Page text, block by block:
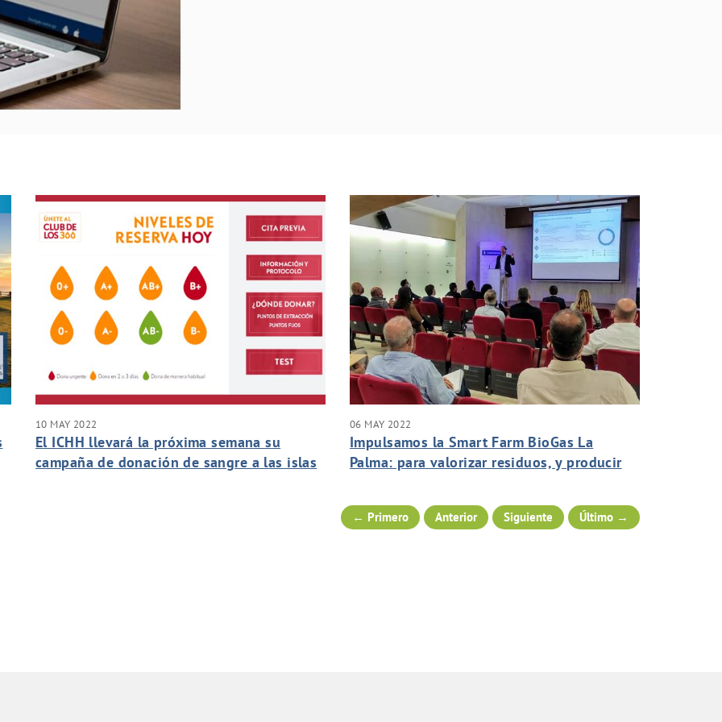
10 MAY 2022
El ICHH llevará la próxima semana su
campaña de donación de sangre a las islas
06 MAY 2022
Impulsamos la Smart Farm BioGas La
Palma: para valorizar residuos, y producir
← Primero Anterior Siguiente Último →